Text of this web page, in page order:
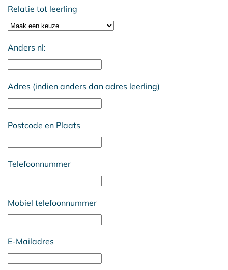
Relatie tot leerling
Anders nl:
Adres (indien anders dan adres leerling)
Postcode en Plaats
Telefoonnummer
Mobiel telefoonnummer
E-Mailadres